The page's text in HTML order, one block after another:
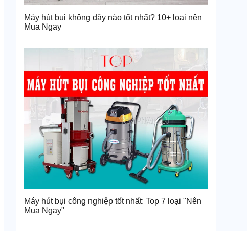
Máy hút bụi không dây nào tốt nhất? 10+ loại nên
Mua Ngay
Máy hút bụi công nghiệp tốt nhất: Top 7 loại "Nên
Mua Ngay"